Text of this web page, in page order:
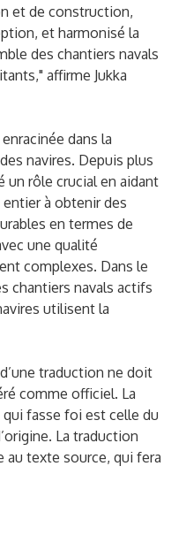
et de construction,
et harmonisé la
des chantiers navals
affirme Jukka
dans la
navires. Depuis plus
un rôle crucial en aidant
à obtenir des
en termes de
une qualité
complexes. Dans le
chantiers navals actifs
utilisent la
traduction ne doit
comme officiel. La
fasse foi est celle du
La traduction
texte source, qui fera